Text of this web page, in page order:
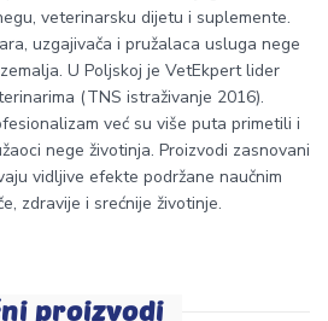
veterinarsku dijetu i suplemente.
uzgajivača i pružalaca usluga nege
U Poljskoj je VetEkpert lider
(TNS istraživanje 2016).
već su više puta primetili i
nege životinja. Proizvodi zasnovani
vidljive efekte podržane naučnim
zdravije i srećnije životinje.
proizvodi